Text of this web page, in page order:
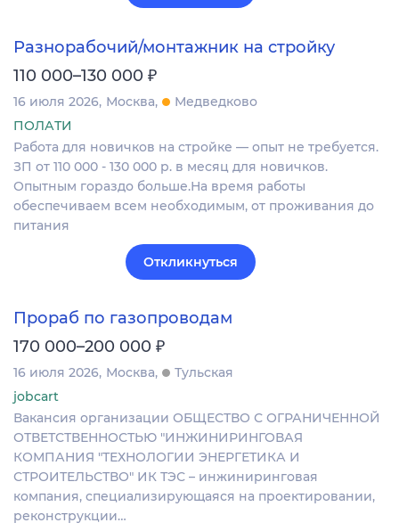
Разнорабочий/монтажник на стройку
110 000–130 000 ₽
16 июля 2026 Москва
Медведково
ПОЛАТИ
Работа для новичков на стройке — опыт не требуется.
ЗП от 110 000 - 130 000 р. в месяц для новичков.
Опытным гораздо больше.На время работы
обеспечиваем всем необходимым, от проживания до
питания
Откликнуться
Прораб по газопроводам
170 000–200 000 ₽
16 июля 2026 Москва
Тульская
jobcart
Вакансия организации ОБЩЕСТВО С ОГРАНИЧЕННОЙ
ОТВЕТСТВЕННОСТЬЮ "ИНЖИНИРИНГОВАЯ
КОМПАНИЯ "ТЕХНОЛОГИИ ЭНЕРГЕТИКА И
СТРОИТЕЛЬСТВО" ИК ТЭС – инжиниринговая
компания, специализирующаяся на проектировании,
реконструкции…